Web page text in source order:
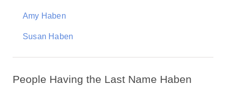
Amy Haben
Susan Haben
People Having the Last Name Haben